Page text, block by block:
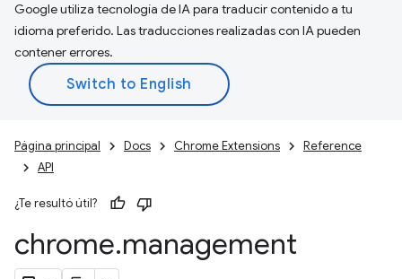
Google utiliza tecnología de IA para traducir contenido a tu
idioma preferido. Las traducciones realizadas con IA pueden
contener errores.
Página principal Docs Chrome Extensions
Reference
API
¿Te resultó útil?
chrome.management